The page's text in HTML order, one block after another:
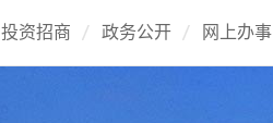
投资招商 政务公开 网上办事